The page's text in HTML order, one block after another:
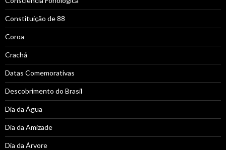
Constituição de 88
Coroa
Crachá
Datas Comemorativas
Descobrimento do Brasil
Dia da Água
Dia da Amizade
Dia da Árvore